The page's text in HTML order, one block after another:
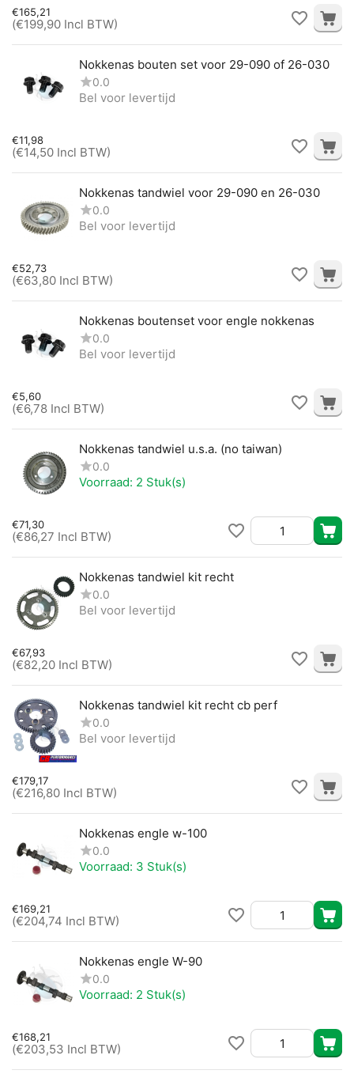
€165,21
(€199,90 Incl BTW)
Nokkenas bouten set voor 29-090 of 26-030
0.0
Bel voor levertijd
€11,98
(€14,50 Incl BTW)
Nokkenas tandwiel voor 29-090 en 26-030
0.0
Bel voor levertijd
€52,73
(€63,80 Incl BTW)
Nokkenas boutenset voor engle nokkenas
0.0
Bel voor levertijd
€5,60
(€6,78 Incl BTW)
Nokkenas tandwiel u.s.a. (no taiwan)
0.0
Voorraad: 2 Stuk(s)
€71,30
(€86,27 Incl BTW)
Nokkenas tandwiel kit recht
0.0
Bel voor levertijd
€67,93
(€82,20 Incl BTW)
Nokkenas tandwiel kit recht cb perf
0.0
Bel voor levertijd
€179,17
(€216,80 Incl BTW)
Nokkenas engle w-100
0.0
Voorraad: 3 Stuk(s)
€169,21
(€204,74 Incl BTW)
Nokkenas engle W-90
0.0
Voorraad: 2 Stuk(s)
€168,21
(€203,53 Incl BTW)